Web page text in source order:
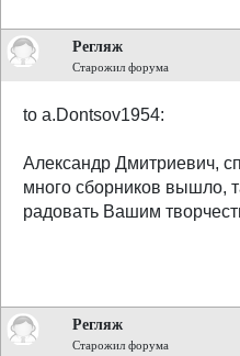
Регляж
Старожил форума
to a.Dontsov1954:
Александр Дмитриевич,
много сборников вышло,
радовать Вашим
Регляж
Старожил форума